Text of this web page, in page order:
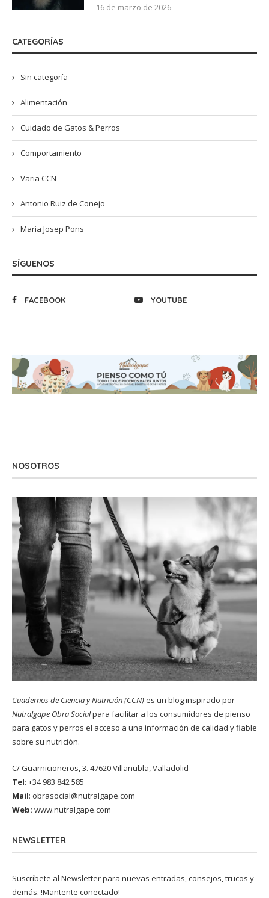
16 de marzo de 2026
CATEGORÍAS
Sin categoría
Alimentación
Cuidado de Gatos & Perros
Comportamiento
Varia CCN
Antonio Ruiz de Conejo
Maria Josep Pons
SÍGUENOS
FACEBOOK YOUTUBE
NOSOTROS
Cuadernos de Ciencia y Nutrición (CCN)es un blog inspirado por
Nutralgape Obra Socialpara facilitar a los consumidores de pienso
para gatos y perros el acceso a una información de calidad y fiable
sobre su nutrición.
C/ Guarnicioneros, 3. 47620 Villanubla, Valladolid
Tel: +34 983 842 585
Mail: obrasocial@nutralgape.com
Web: www.nutralgape.com
NEWSLETTER
Suscríbete al Newsletter para nuevas entradas, consejos, trucos y
demás. !Mantente conectado!